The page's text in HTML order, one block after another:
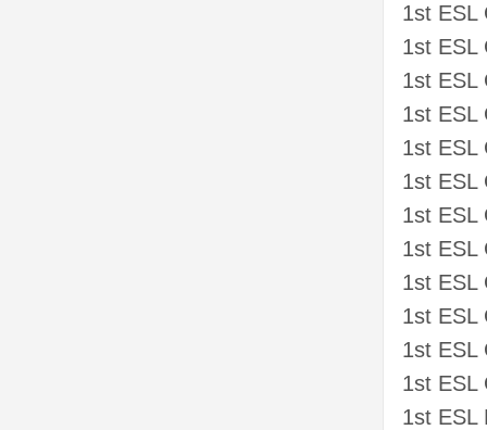
1st ESL
1st ESL
1st ESL
1st ESL
1st ESL
1st ESL
1st ESL
1st ESL
1st ESL
1st ESL
1st ESL
1st ESL
1st ESL